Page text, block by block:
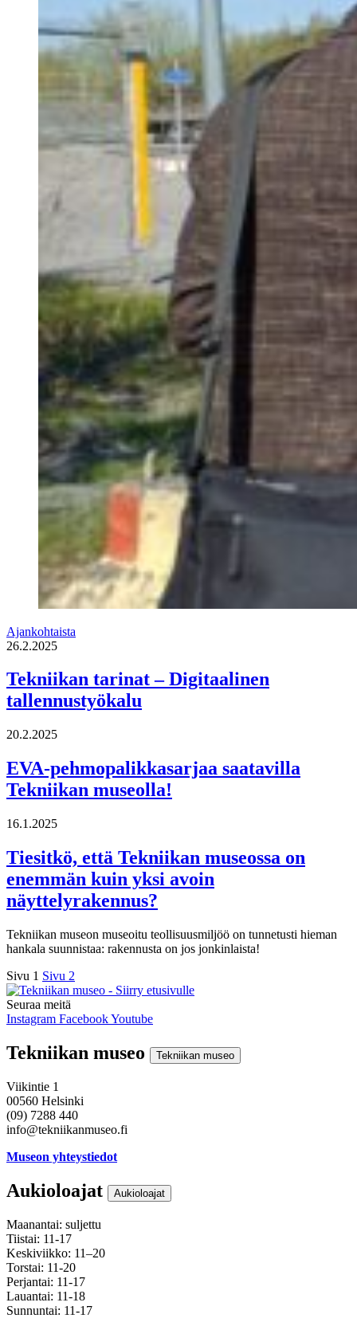
Ajankohtaista
26.2.2025
Tekniikan tarinat – Digitaalinen
tallennustyökalu
20.2.2025
EVA-pehmopalikkasarjaa saatavilla
Tekniikan museolla!
16.1.2025
Tiesitkö, että Tekniikan museossa on
enemmän kuin yksi avoin
näyttelyrakennus?
Tekniikan museon museoitu teollisuusmiljöö on tunnetusti hieman
hankala suunnistaa: rakennusta on jos jonkinlaista!
Sivu 1 Sivu 2
Seuraa meitä
Instagram FacebookYoutube
Tekniikan museo Tekniikan museo
Viikintie 1
00560 Helsinki
(09) 7288 440
info@tekniikanmuseo.fi
Museon yhteystiedot
Aukioloajat Aukioloajat
Maanantai: suljettu
Tiistai: 11-17
Keskiviikko: 11–20
Torstai: 11-20
Perjantai: 11-17
Lauantai: 11-18
Sunnuntai: 11-17